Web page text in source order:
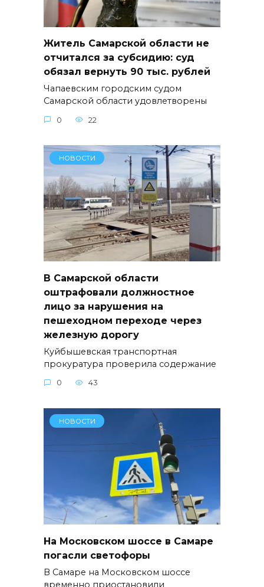
Житель Самарской области не
отчитался за субсидию: суд
обязал вернуть 90 тыс. рублей
Чапаевским городским судом
Самарской области удовлетворены
0 22
НОВОСТИ
В Самарской области
оштрафовали должностное
лицо за нарушения на
пешеходном переходе через
железную дорогу
Куйбышевская транспортная
прокуратура проверила содержание
0 43
НОВОСТИ
На Московском шоссе в Самаре
погасли светофоры
В Самаре на Московском шоссе
временно приостановили